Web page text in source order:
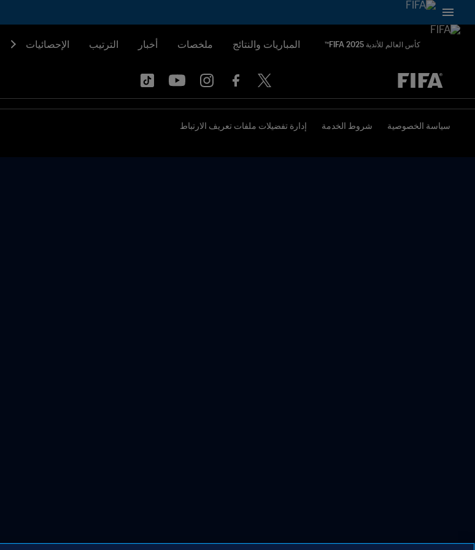
كأس العالم للأندية FIFA 2025™ المباريات والنتائج ملخصات أخبار الترتيب الإحصائيات
يُحدَّد لاحقاً ضد يُحدَّد لاحقاً
سياسة الخصوصية شروط الخدمة إدارة تفضيلات ملفات تعريف الارتباط